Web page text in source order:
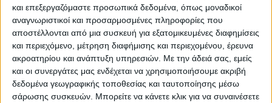
και επεξεργαζόμαστε προσωπικά δεδομένα, όπως μοναδικοί
αναγνωριστικοί και προσαρμοσμένες πληροφορίες που
αποστέλλονται από μια συσκευή για εξατομικευμένες διαφημίσεις
και περιεχόμενο, μέτρηση διαφήμισης και περιεχομένου, έρευνα
ακροατηρίου και ανάπτυξη υπηρεσιών. Με την άδειά σας, εμείς
και οι συνεργάτες μας ενδέχεται να χρησιμοποιήσουμε ακριβή
δεδομένα γεωγραφικής τοποθεσίας και ταυτοποίησης μέσω
σάρωσης συσκευών. Μπορείτε να κάνετε κλικ για να συναινέσετε
μέσα στο έδαφος και τον ανακαλύπτουν τα σκυλιά.
Σχόλια(0) Προσθήκη σχολίου
ΤΟ ΔΙΚΟ ΣΑΣ ΣΧΟΛΙΟ